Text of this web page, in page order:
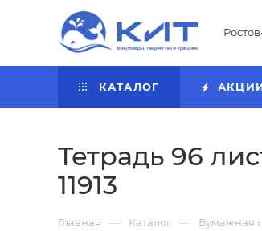
КАТАЛОГ
Тетрадь 96
11913
Главная — Каталог — Бумажная